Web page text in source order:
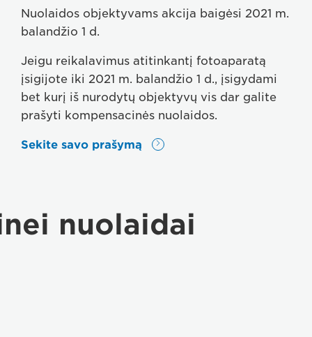
Nuolaidos objektyvams akcija baigėsi 2021 m.
balandžio 1 d.
Jeigu reikalavimus atitinkantį fotoaparatą
įsigijote iki 2021 m. balandžio 1 d., įsigydami
bet kurį iš nurodytų objektyvų vis dar galite
prašyti kompensacinės nuolaidos.
Sekite savo prašymą
nuolaidai